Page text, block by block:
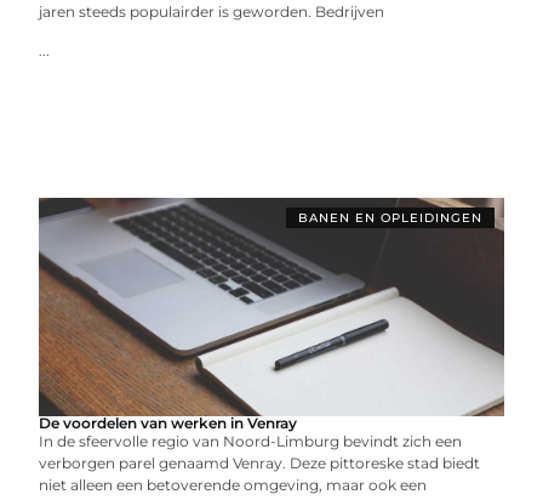
jaren steeds populairder is geworden. Bedrijven
...
BANEN EN OPLEIDINGEN
De voordelen van werken in Venray
In de sfeervolle regio van Noord-Limburg bevindt zich een
verborgen parel genaamd Venray. Deze pittoreske stad biedt
niet alleen een betoverende omgeving, maar ook een